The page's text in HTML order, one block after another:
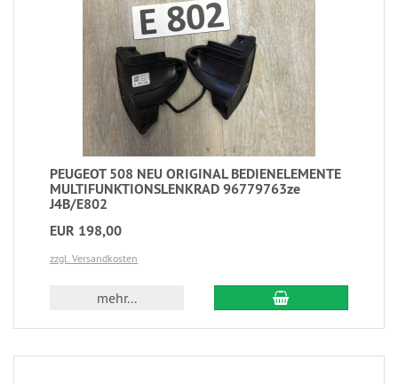
PEUGEOT 508 NEU ORIGINAL BEDIENELEMENTE
MULTIFUNKTIONSLENKRAD 96779763ze
J4B/E802
EUR 198,00
zzgl. Versandkosten
mehr...